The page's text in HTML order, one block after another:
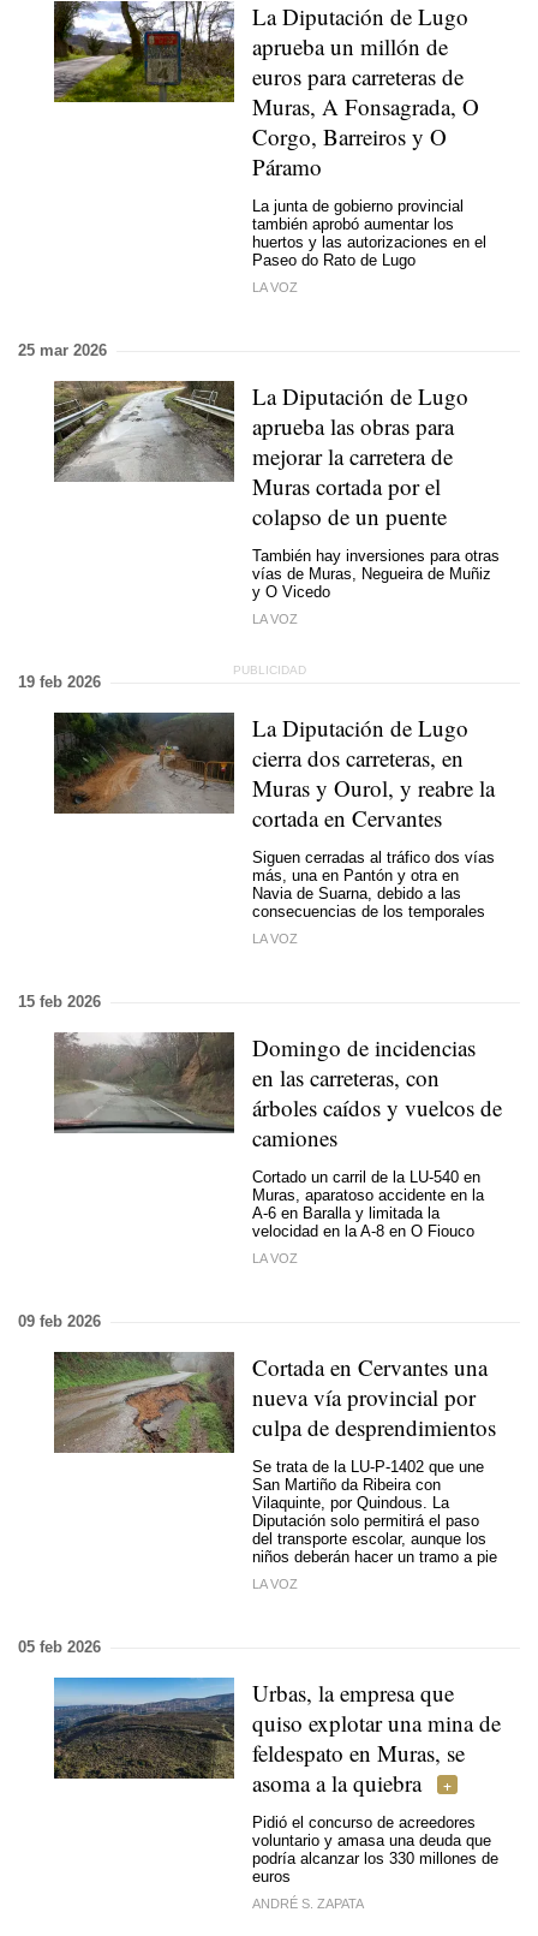
La Diputación de Lugo
aprueba un millón de
euros para carreteras de
Muras, A Fonsagrada, O
Corgo, Barreiros y O
Páramo
La junta de gobierno provincial
también aprobó aumentar los
huertos y las autorizaciones en el
Paseo do Rato de Lugo
LA VOZ
25 mar 2026
La Diputación de Lugo
aprueba las obras para
mejorar la carretera de
Muras cortada por el
colapso de un puente
También hay inversiones para otras
vías de Muras, Negueira de Muñiz
y O Vicedo
LA VOZ
19 feb 2026
La Diputación de Lugo
cierra dos carreteras, en
Muras y Ourol, y reabre la
cortada en Cervantes
Siguen cerradas al tráfico dos vías
más, una en Pantón y otra en
Navia de Suarna, debido a las
consecuencias de los temporales
LA VOZ
15 feb 2026
Domingo de incidencias
en las carreteras, con
árboles caídos y vuelcos de
camiones
Cortado un carril de la LU-540 en
Muras, aparatoso accidente en la
A-6 en Baralla y limitada la
velocidad en la A-8 en O Fiouco
LA VOZ
09 feb 2026
Cortada en Cervantes una
nueva vía provincial por
culpa de desprendimientos
Se trata de la LU-P-1402 que une
San Martiño da Ribeira con
Vilaquinte, por Quindous. La
Diputación solo permitirá el paso
del transporte escolar, aunque los
niños deberán hacer un tramo a pie
LA VOZ
05 feb 2026
Urbas, la empresa que
quiso explotar una mina de
feldespato en Muras, se
asoma a la quiebra
Pidió el concurso de acreedores
voluntario y amasa una deuda que
podría alcanzar los 330 millones de
euros
ANDRÉ S. ZAPATA